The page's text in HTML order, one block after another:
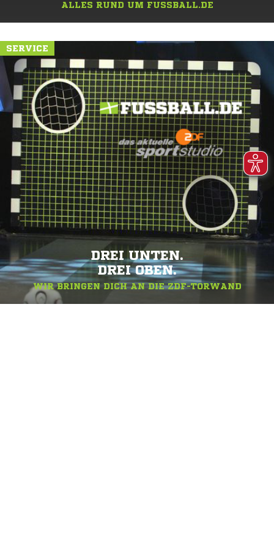
ALLES RUND UM FUSSBALL.DE
SERVICE
DREI UNTEN.
DREI OBEN.
WIR BRINGEN DICH AN DIE ZDF-TORWAND